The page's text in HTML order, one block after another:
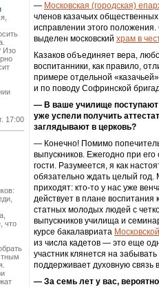
Изо
17:00
что
— Московская (городская)
членов казачьих
исправлении этого
выделен московский храм в
Казаков объединяет вера,
воспитанники, как правило,
примере отдельной
и по поводу Софринской
— В ваше училище поступают
уже успели получить
заглядывают в церковь?
— Конечно! Помимо
выпускников. Ежегодно при
гости. Разумеется, я как
обязательно ждать целый
приходят: кто-то у нас уже
действует в плане воспитания
статных молодых людей с
выпускников училища и
курсе бакалавриата
из числа кадетов — это еще
участник клянется на
поддерживает духовную связь
— За семь лет у вас,